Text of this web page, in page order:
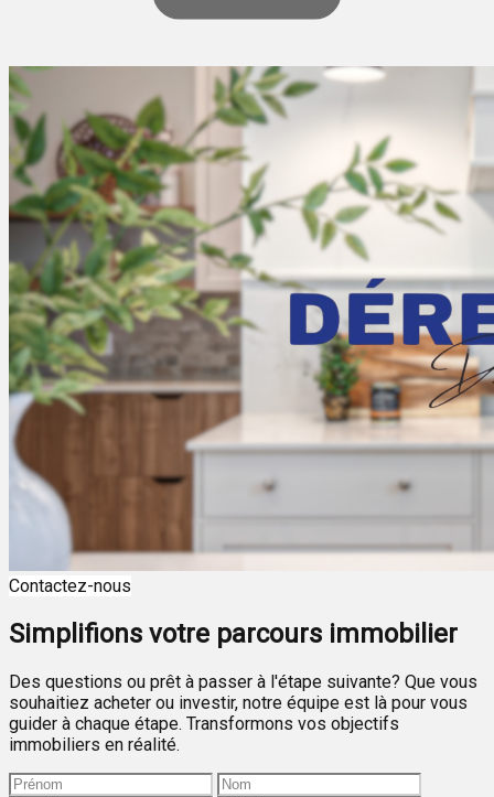
Contactez-nous
Simplifions votre parcours immobilier
Des questions ou prêt à passer à l'étape suivante? Que vous
souhaitiez acheter ou investir, notre équipe est là pour vous
guider à chaque étape. Transformons vos objectifs
immobiliers en réalité.